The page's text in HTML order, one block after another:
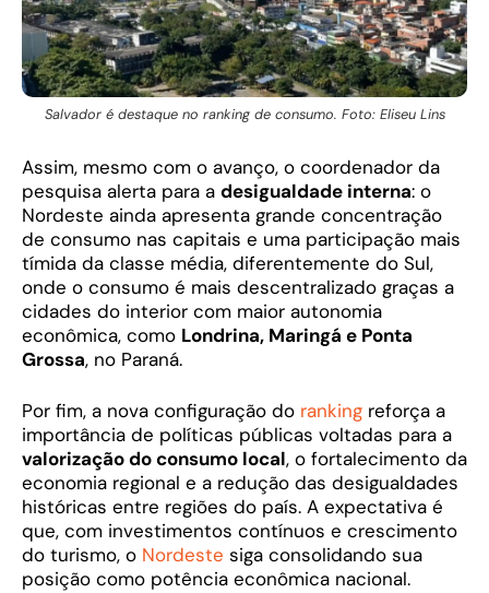
Salvador é destaque no ranking de consumo. Foto: Eliseu Lins
Assim, mesmo com o avanço, o coordenador da
pesquisa alerta para a desigualdade interna: o
Nordeste ainda apresenta grande concentração
de consumo nas capitais e uma participação mais
tímida da classe média, diferentemente do Sul,
onde o consumo é mais descentralizado graças a
cidades do interior com maior autonomia
econômica, como Londrina, Maringá e Ponta
Grossa, no Paraná.
Por fim, a nova configuração do ranking reforça a
importância de políticas públicas voltadas para a
valorização do consumo local, o fortalecimento da
economia regional e a redução das desigualdades
históricas entre regiões do país. A expectativa é
que, com investimentos contínuos e crescimento
do turismo, o Nordeste siga consolidando sua
posição como potência econômica nacional.